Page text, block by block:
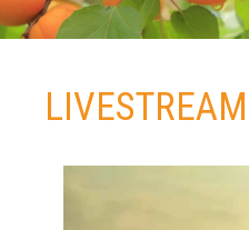
LIVESTREAM